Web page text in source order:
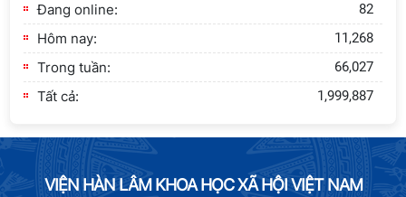
Đang online: 82
Hôm nay: 11,268
Trong tuần: 66,027
Tất cả: 1,999,887
VIỆN HÀN LÂM KHOA HỌC XÃ HỘI VIỆT NAM